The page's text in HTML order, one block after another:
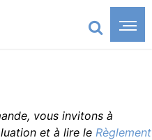
vous invitons à
et à lire le Règlement